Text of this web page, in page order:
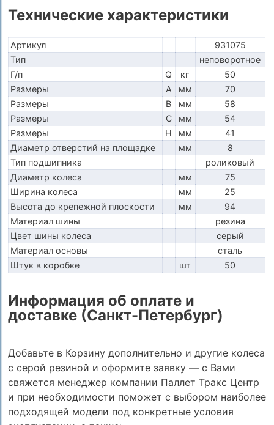
Технические характеристики
Артикул
931075
Тип
неповоротное
Г/п
Q кг
50
Размеры
A мм
70
Размеры
B мм
58
Размеры
C мм
54
Размеры
H мм
41
Диаметр отверстий на площадке
мм
8
Тип подшипника
роликовый
Диаметр колеса
мм
75
Ширина колеса
мм
25
Высота до крепежной плоскости
мм
94
Материал шины
резина
Цвет шины колеса
серый
Материал основы
сталь
Штук в коробке
шт 50
Информация об оплате и
доставке (Санкт-Петербург)
Добавьте в Корзину дополнительно и другие колеса
с серой резиной и оформите заявку — с Вами
свяжется менеджер компании Паллет Тракс Центр
и при необходимости поможет с выбором наиболее
подходящей модели под конкретные условия